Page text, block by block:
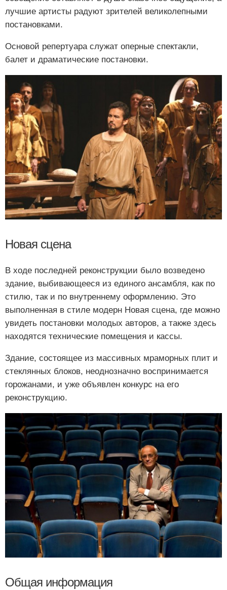
лучшие артисты радуют зрителей великолепными
постановками.
Основой репертуара служат оперные спектакли,
балет и драматические постановки.
Новая сцена
В ходе последней реконструкции было возведено
здание, выбивающееся из единого ансамбля, как по
стилю, так и по внутреннему оформлению. Это
выполненная в стиле модерн Новая сцена, где можно
увидеть постановки молодых авторов, а также здесь
находятся технические помещения и кассы.
Здание, состоящее из массивных мраморных плит и
стеклянных блоков, неоднозначно воспринимается
горожанами, и уже объявлен конкурс на его
реконструкцию.
Общая информация